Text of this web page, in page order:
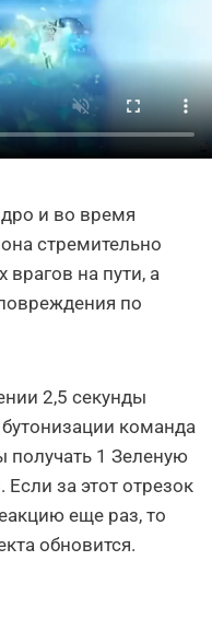
и во время
стремительно
врагов на пути, а
по
2,5 секунды
команда
получать 1 Зеленую
за этот отрезок
еще раз, то
обновится.